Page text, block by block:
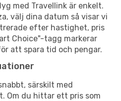
med Travellink är enkelt.
välj dina datum så visar vi
efter hastighet, pris
Choice"-tagg markerar
att spara tid och pengar.
särskilt med
Om du hittar ett pris som